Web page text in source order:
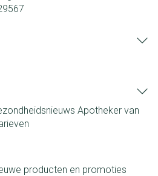
Apotheker van
producten en promoties